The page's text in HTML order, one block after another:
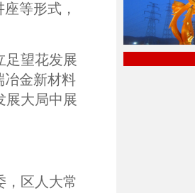
等形式，
足望花发展
冶金新材料
展大局中展
，区人大常